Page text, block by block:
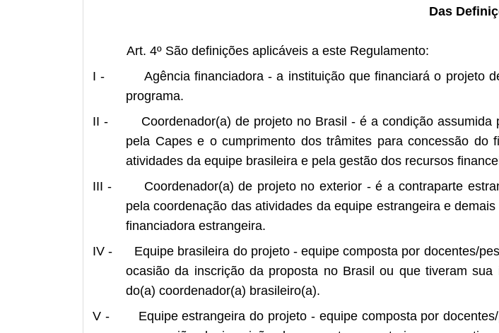
Das
Art. 4º São definições aplicáveis a este Regulamento:
I - Agência financiadora - a instituição que financiará o projeto de
programa.
II - Coordenador(a) de projeto no Brasil - é a condição assumida
pela Capes e o cumprimento dos trâmites para concessão do
atividades da equipe brasileira e pela gestão dos recursos
III - Coordenador(a) de projeto no exterior - é a contraparte
pela coordenação das atividades da equipe estrangeira e
financiadora estrangeira.
IV - Equipe brasileira do projeto - equipe composta por docentes/
ocasião da inscrição da proposta no Brasil ou que tiveram
do(a) coordenador(a) brasileiro(a).
V - Equipe estrangeira do projeto - equipe composta por docentes/